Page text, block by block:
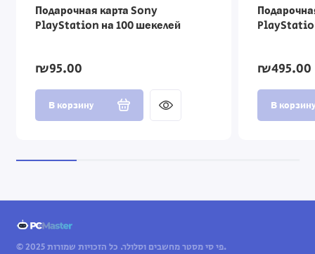
Подарочная карта Sony
PlayStation на 100 шекелей
₪95.00
В корзину
₪495.00
В корзину
© 2025 פי סי מסטר מחשבים וסלולר. כל הזכויות שמורות.